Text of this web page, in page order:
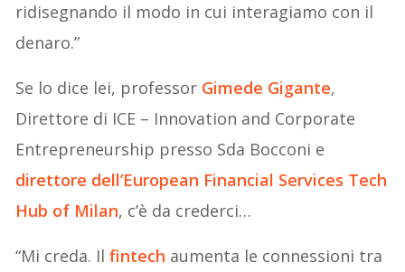
ridisegnando il modo in cui interagiamo con il
denaro.”
Se lo dice lei, professor Gimede Gigante,
Direttore di ICE – Innovation and Corporate
Entrepreneurship presso Sda Bocconi e
direttore dell’European Financial Services Tech
Hub of Milan, c’è da crederci…
“Mi creda. Ilfintech aumenta le connessioni tra